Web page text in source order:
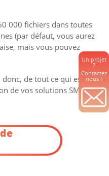
Un projet
?
Contactez
nous !
000 fichiers dans toutes
(par défaut, vous aurez
mais vous pouvez
de tout ce qui est
de vos solutions SMART.